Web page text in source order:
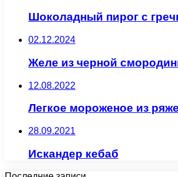
Шоколадный пирог с
02.12.2024
Желе из черной
12.08.2022
Легкое мороженое из
28.09.2021
Искандер кебаб